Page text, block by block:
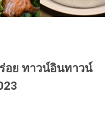
อย ทาวน์อินทาวน์